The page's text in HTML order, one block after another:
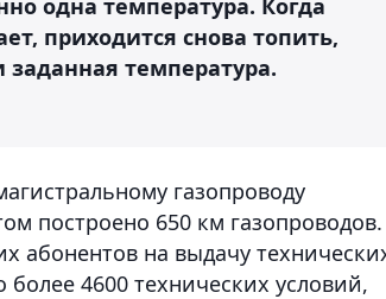
одна температура. Когда
приходится снова топить,
заданная температура.
газопроводу
построено 650 км газопроводов.
абонентов на выдачу
4600 технических условий,